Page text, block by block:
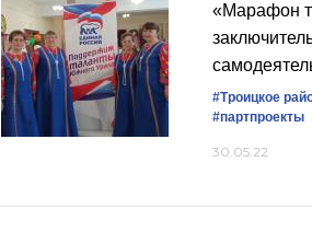
«Марафон
#Троицкое
#партпроекты
30.05.22